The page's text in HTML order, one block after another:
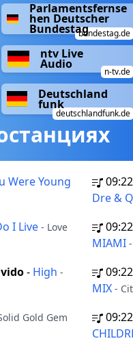
Parlamentsfernse
hen Deutscher
Bundestagbundestag.de
ntv Live
Audio
n-tv.de
Deutschland
funk
deutschlandfunk.de
Were Young 09:22
Dre &
I Live - Love
09:22
MIAMI
- High -
09:22
MIX -
Gold Gem
09:22